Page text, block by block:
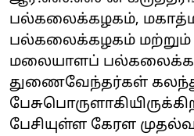
பல்கலைக்கழகம்,
பல்கலைக்கழகம் மற்றும்
மலையாளப்
துணைவேந்தர்கள்
பேசியுள்ள கேரள